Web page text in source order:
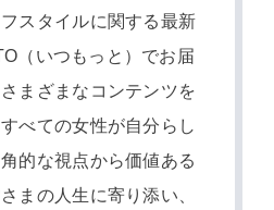
スタイルに関する最新
（いつもっと）でお届
まざまなコンテンツを
べての女性が自分らし
的な視点から価値ある
まの人生に寄り添い、